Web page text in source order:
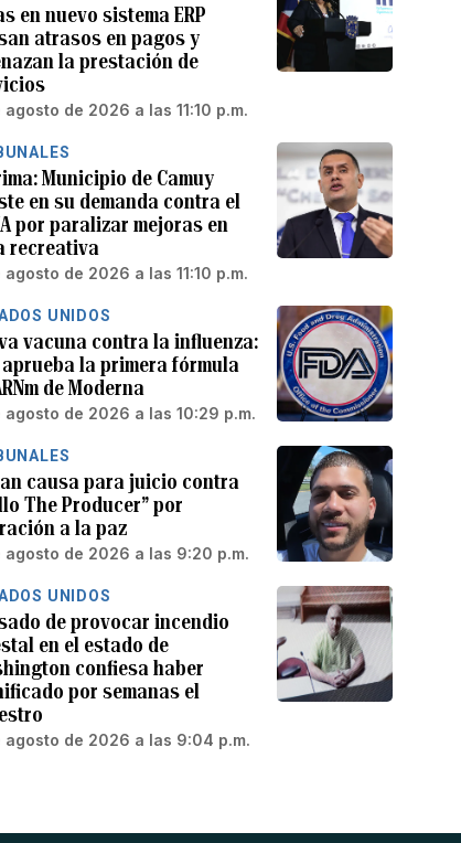
en nuevo sistema ERP
atrasos en pagos y
la prestación de
agosto de 2026 a las 11:10 p.m.
Municipio de Camuy
en su demanda contra el
por paralizar mejoras en
recreativa
agosto de 2026 a las 11:10 p.m.
UNIDOS
vacuna contra la influenza:
aprueba la primera fórmula
de Moderna
agosto de 2026 a las 10:29 p.m.
causa para juicio contra
The Producer” por
a la paz
agosto de 2026 a las 9:20 p.m.
UNIDOS
de provocar incendio
en el estado de
confiesa haber
por semanas el
agosto de 2026 a las 9:04 p.m.